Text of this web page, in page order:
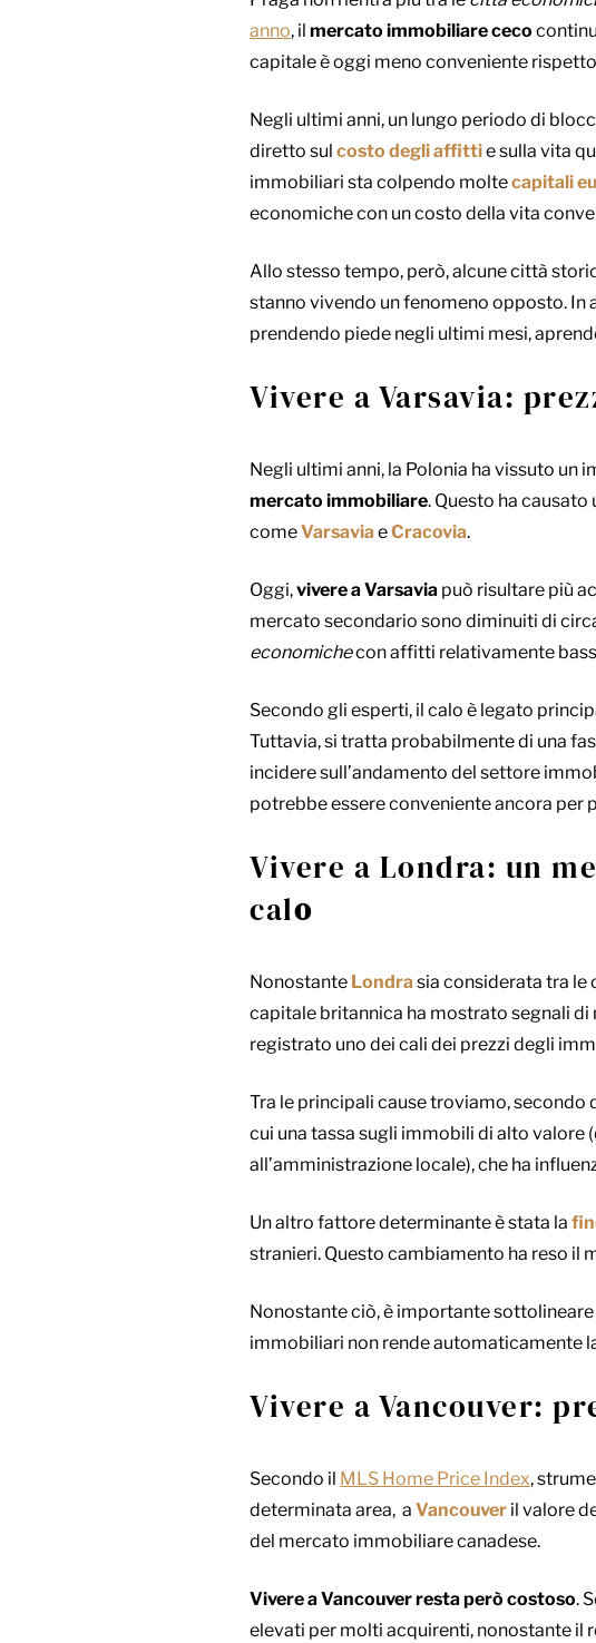
anno, il mercato immobiliare ceco
capitale è oggi meno conveniente
Negli ultimi anni, un lungo periodo di
diretto sul costo degli affittie sulla vita
immobiliari sta colpendo moltecapitali
economiche con un costo della vita
Allo stesso tempo, però, alcune città
stanno vivendo un fenomeno opposto.
prendendo piede negli ultimi mesi,
Vivere a Varsavia:
Negli ultimi anni, la Polonia ha vissuto un
mercato immobiliare. Questo ha
comeVarsavia eCracovia.
Oggi,vivere a Varsavia può risultare più
mercato secondario sono diminuiti di
economichecon affitti relativamente
Secondo gli esperti, il calo è legato
Tuttavia, si tratta probabilmente di una
incidere sull’andamento del settore
potrebbe essere conveniente ancora per
Vivere a Londra: un
calo
Nonostante Londra sia considerata tra le
capitale britannica ha mostrato segnali di
registrato uno dei cali dei prezzi degli
Tra le principali cause troviamo, secondo
cui una tassa sugli immobili di alto valore
all’amministrazione locale), che ha
Un altro fattore determinante è stata la
stranieri. Questo cambiamento ha reso il
Nonostante ciò, è importante sottolineare
immobiliari non rende automaticamente
Vivere a Vancouver:
Secondo il MLS Home Price Index,
determinata area, a Vancouver il valore
del mercato immobiliare canadese.
Vivere a Vancouver resta però costoso.
elevati per molti acquirenti, nonostante il